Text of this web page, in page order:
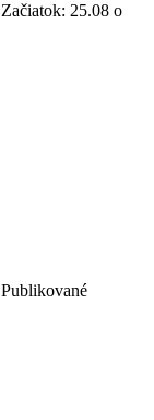
Začiatok: 25.08 o
Publikované